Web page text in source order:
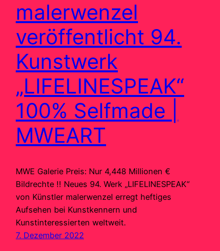
malerwenzel
veröffentlicht 94.
Kunstwerk
„LIFELINESPEAK“
100% Selfmade |
MWEART
MWE Galerie Preis: Nur 4,448 Millionen €
Bildrechte !! Neues 94. Werk „LIFELINESPEAK“
von Künstler malerwenzel erregt heftiges
Aufsehen bei Kunstkennern und
Kunstinteressierten weltweit.
7. Dezember 2022